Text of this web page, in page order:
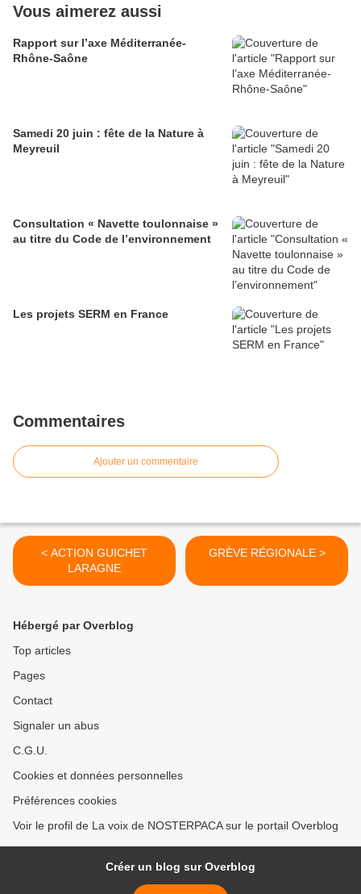
Vous aimerez aussi
Rapport sur l’axe Méditerranée-
Rhône-Saône
Samedi 20 juin : fête de la Nature à
Meyreuil
Consultation « Navette toulonnaise »
au titre du Code de l’environnement
Les projets SERM en France
Commentaires
Ajouter un commentaire
< ACTION GUICHET
LARAGNE
GRÈVE RÉGIONALE >
Hébergé par Overblog
Top articles
Pages
Contact
Signaler un abus
C.G.U.
Cookies et données personnelles
Préférences cookies
Voir le profil de La voix de NOSTERPACA sur le portail Overblog
Créer un blog sur Overblog